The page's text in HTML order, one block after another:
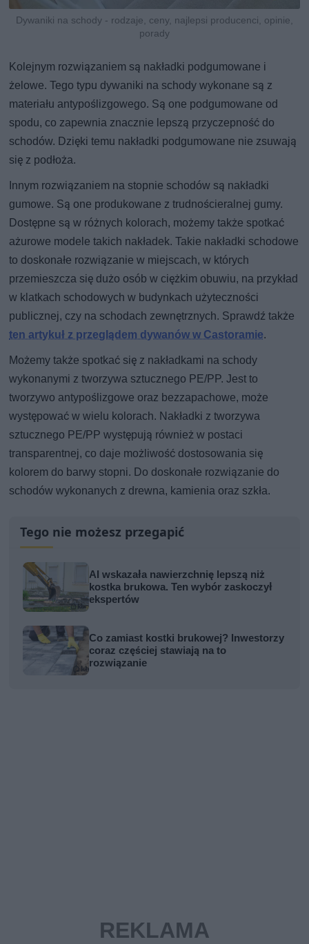
Dywaniki na schody - rodzaje, ceny, najlepsi producenci, opinie,
porady
Kolejnym rozwiązaniem są nakładki podgumowane i
żelowe. Tego typu dywaniki na schody wykonane są z
materiału antypoślizgowego. Są one podgumowane od
spodu, co zapewnia znacznie lepszą przyczepność do
schodów. Dzięki temu nakładki podgumowane nie zsuwają
się z podłoża.
Innym rozwiązaniem na stopnie schodów są nakładki
gumowe. Są one produkowane z trudnościeralnej gumy.
Dostępne są w różnych kolorach, możemy także spotkać
ażurowe modele takich nakładek. Takie nakładki schodowe
to doskonałe rozwiązanie w miejscach, w których
przemieszcza się dużo osób w ciężkim obuwiu, na przykład
w klatkach schodowych w budynkach użyteczności
publicznej, czy na schodach zewnętrznych. Sprawdź także
ten artykuł z przeglądem dywanów w Castoramie.
Możemy także spotkać się z nakładkami na schody
wykonanymi z tworzywa sztucznego PE/PP. Jest to
tworzywo antypoślizgowe oraz bezzapachowe, może
występować w wielu kolorach. Nakładki z tworzywa
sztucznego PE/PP występują również w postaci
transparentnej, co daje możliwość dostosowania się
kolorem do barwy stopni. Do doskonałe rozwiązanie do
schodów wykonanych z drewna, kamienia oraz szkła.
Tego nie możesz przegapić
AI wskazała nawierzchnię lepszą niż
kostka brukowa. Ten wybór zaskoczył
ekspertów
Co zamiast kostki brukowej? Inwestorzy
coraz częściej stawiają na to
rozwiązanie